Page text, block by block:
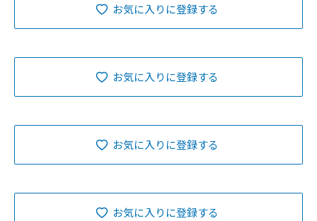
お気に入りに登録する
お気に入りに登録する
お気に入りに登録する
お気に入りに登録する